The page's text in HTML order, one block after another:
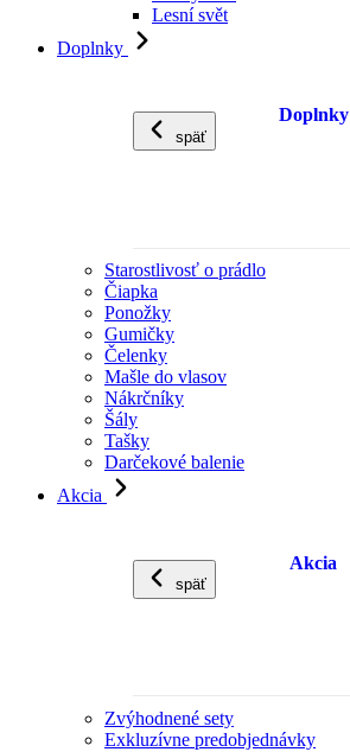
Lesní svět
Doplnky
späť
Doplnky
Starostlivosť o prádlo
Čiapka
Ponožky
Gumičky
Čelenky
Mašle do vlasov
Nákrčníky
Šály
Tašky
Darčekové balenie
Akcia
späť
Akcia
Zvýhodnené sety
Exkluzívne predobjednávky